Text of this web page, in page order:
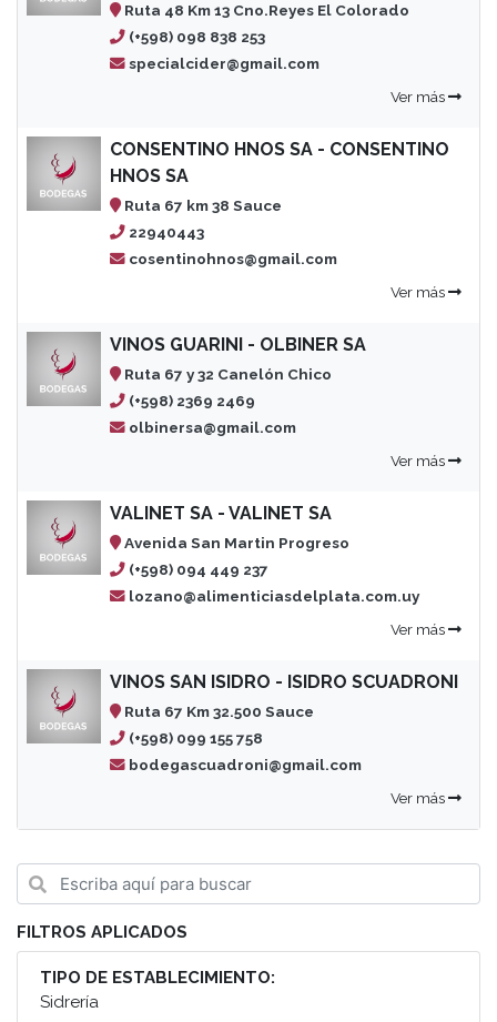
Ruta 48 Km 13 Cno.Reyes El Colorado
(+598) 098 838 253
specialcider@gmail.com
Ver más
CONSENTINO HNOS SA - CONSENTINO
HNOS SA
Ruta 67 km 38 Sauce
22940443
cosentinohnos@gmail.com
Ver más
VINOS GUARINI - OLBINER SA
Ruta 67 y 32 Canelón Chico
(+598) 2369 2469
olbinersa@gmail.com
Ver más
VALINET SA - VALINET SA
Avenida San Martin Progreso
(+598) 094 449 237
lozano@alimenticiasdelplata.com.uy
Ver más
VINOS SAN ISIDRO - ISIDRO SCUADRONI
Ruta 67 Km 32.500 Sauce
(+598) 099 155 758
bodegascuadroni@gmail.com
Ver más
FILTROS APLICADOS
TIPO DE ESTABLECIMIENTO:
Sidrería